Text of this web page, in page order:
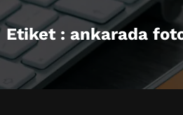
Etiket : ankarada